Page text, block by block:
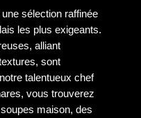
sélection raffinée
les plus exigeants.
alliant
sont
talentueux chef
vous trouverez
maison, des